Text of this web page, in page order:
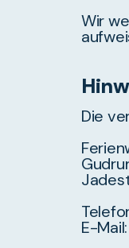
Wir
Die
E-Mail: